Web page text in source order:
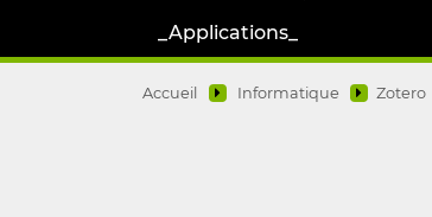
_Applications_
Accueil Informatique Zotero